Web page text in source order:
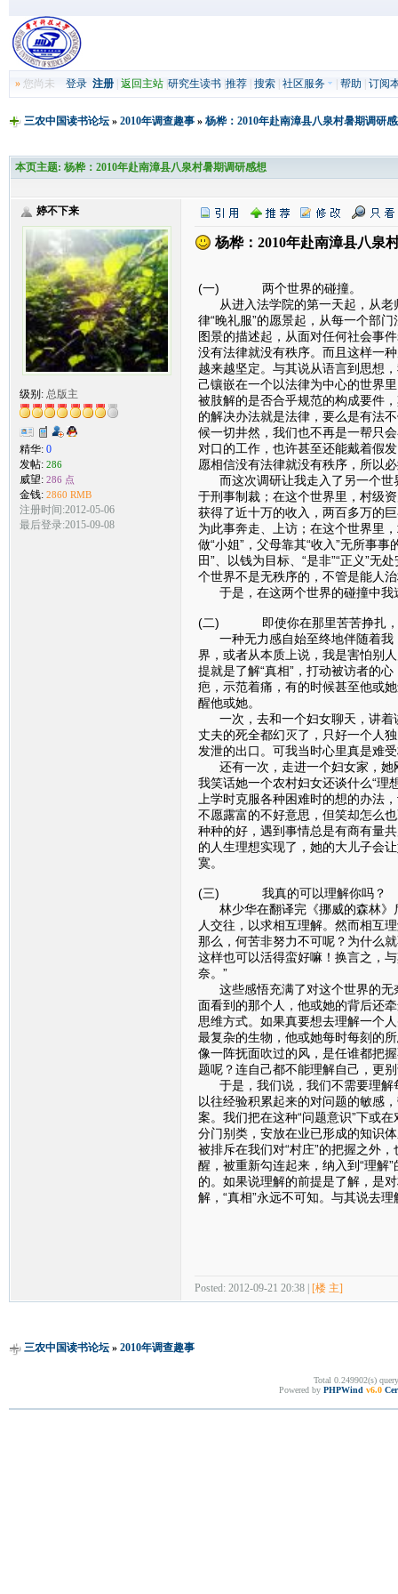
»您尚未 登录 注册| 返回主站| 研究生读书| 推荐| 搜索| 社区服务 帮助 订阅
三农中国读书论坛» 2010年调查趣事» 杨桦：2010年赴南漳县八泉村暑期调研
本页主题: 杨桦：2010年赴南漳县八泉村暑期调研感想
婷不下来
级别: 总版主
精华: 0
发帖: 286
威望: 286 点
金钱: 2860 RMB
注册时间:2012-05-06
最后登录:2015-09-08
杨桦：2010年赴南漳县八泉
(一) 两个世界的碰撞。
从进入法学院的第一天起，从老
律“晚礼服”的愿景起，从每一个部
图景的描述起，从面对任何社会事
没有法律就没有秩序。而且这样一
越来越坚定。与其说从语言到思想
己镶嵌在一个以法律为中心的世界
被肢解的是否合乎规范的构成要件
的解决办法就是法律，要么是有法
候一切井然，我们也不再是一帮只
对口的工作，也许甚至还能戴着假
愿相信没有法律就没有秩序，所以
而这次调研让我走入了另一个世
于刑事制裁；在这个世界里，村级
获得了近十万的收入，两百多万的
为此事奔走、上访；在这个世界里
做“小姐”，父母靠其“收入”无所事
田”、以钱为目标、“是非”“正义”无
个世界不是无秩序的，不管是能人
于是，在这两个世界的碰撞中我
(二) 即使你在那里苦苦挣扎，
一种无力感自始至终地伴随着我
界，或者从本质上说，我是害怕别
提就是了解“真相”，打动被访者的
疤，示范着痛，有的时候甚至他或
醒他或她。
一次，去和一个妇女聊天，讲着
丈夫的死全都幻灭了，只好一个人
发泄的出口。可我当时心里真是难
还有一次，走进一个妇女家，她
我笑话她一个农村妇女还谈什么“理
上学时克服各种困难时的想的办法
不愿露富的不好意思，但笑却怎么
种种的好，遇到事情总是有商有量
的人生理想实现了，她的大儿子会
寞。
(三) 我真的可以理解你吗？
林少华在翻译完《挪威的森林》
人交往，以求相互理解。然而相互
那么，何苦非努力不可呢？为什么
这样也可以活得蛮好嘛！换言之，
奈。”
这些感悟充满了对这个世界的无
面看到的那个人，他或她的背后还
思维方式。如果真要想去理解一个
最复杂的生物，他或她每时每刻的
像一阵抚面吹过的风，是任谁都把
题呢？连自己都不能理解自己，更
于是，我们说，我们不需要理解
以往经验积累起来的对问题的敏感
案。我们把在这种“问题意识”下或
分门别类，安放在业已形成的知识
被排斥在我们对“村庄”的把握之外
醒，被重新勾连起来，纳入到“理解
的。如果说理解的前提是了解，是
解，“真相”永远不可知。与其说去
Posted: 2012-09-21 20:38 | [楼 主]
三农中国读书论坛» 2010年调查趣事
Total 0.249902(s)
Powered by PHPWind v6.0